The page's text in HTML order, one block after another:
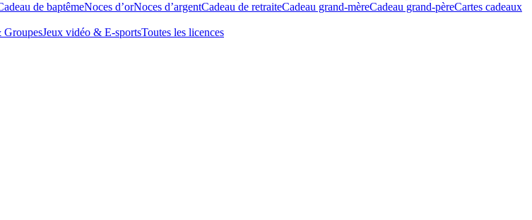
de baptêmeNoces d’orNoces d’argentCadeau de retraiteCadeau grand-mèreCadeau grand-pèreCartes cadeaux
GroupesJeux vidéo & E-sportsToutes les licences